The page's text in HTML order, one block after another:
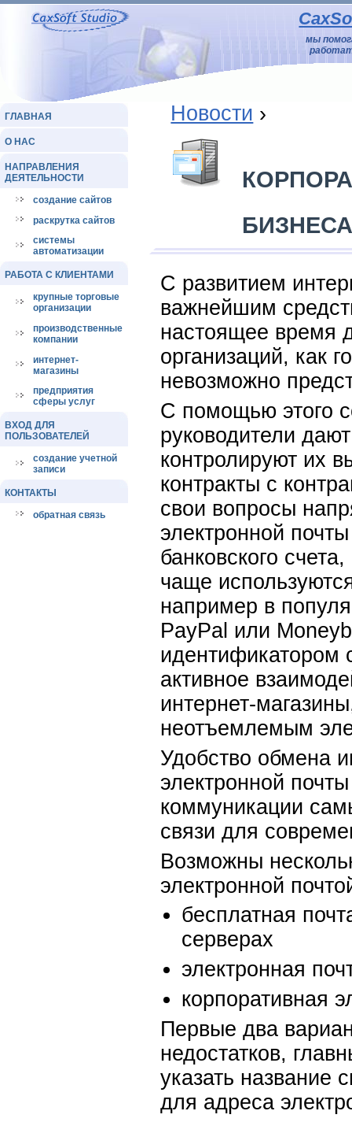
мы
ГЛАВНАЯ
О НАС
НАПРАВЛЕНИЯ
ДЕЯТЕЛЬНОСТИ
создание сайтов
раскрутка сайтов
системы
автоматизации
РАБОТА С КЛИЕНТАМИ
крупные торговые
организации
производственные
компании
интернет-
магазины
предприятия
сферы услуг
ВХОД ДЛЯ
ПОЛЬЗОВАТЕЛЕЙ
создание учетной
записи
КОНТАКТЫ
обратная связь
Новости ›
С развитием
важнейшим
настоящее время
организаций, как
невозможно
С помощью этого
руководители
контролируют их
контракты с
свои вопросы
электронной
банковского
чаще
например в
PayPal или
идентификатором
активное
интернет-
неотъемлемым
Удобство обмена
электронной
коммуникации
связи для
Возможны
электронной
бесплатная
серверах
электронная
корпоративная
Первые два
недостатков,
указать название
для адреса